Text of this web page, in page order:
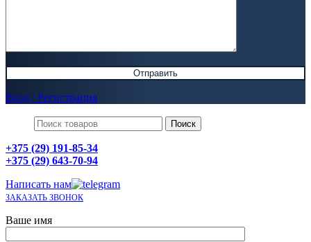
Вход / Регистрация
Поиск
+375 (29) 191-85-34
+375 (29) 643-70-94
Написать нам
ЗАКАЗАТЬ ЗВОНОК
Ваше имя